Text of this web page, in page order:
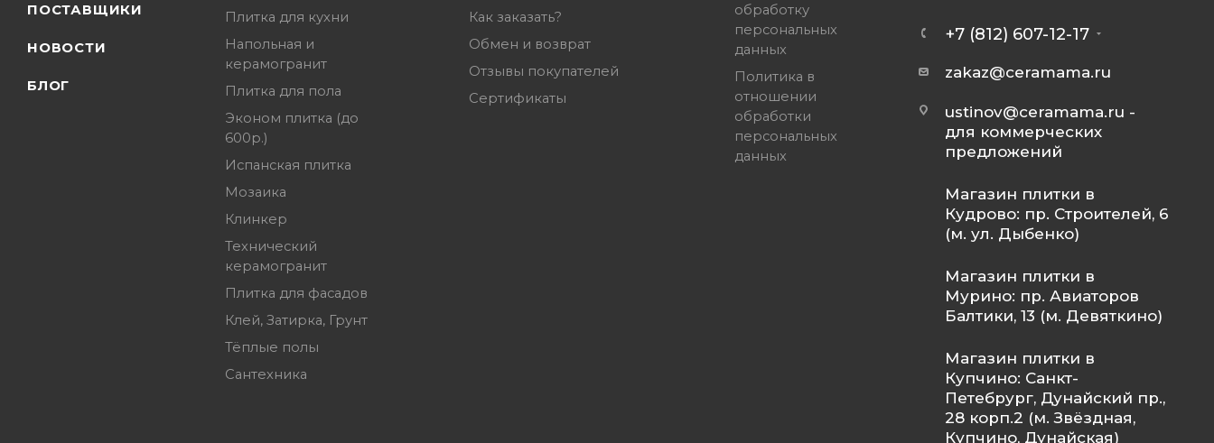
ПОСТАВЩИКИ
НОВОСТИ
БЛОГ
Плитка для кухни
Напольная и
керамогранит
Плитка для пола
Эконом плитка (до
600р.)
Испанская плитка
Мозаика
Клинкер
Технический
керамогранит
Плитка для фасадов
Клей, Затирка, Грунт
Тёплые полы
Сантехника
Как заказать?
Обмен и возврат
Отзывы покупателей
Сертификаты
обработку
персональных
данных
Политика в
отношении
обработки
персональных
данных
+7 (812) 607-12-17
zakaz@ceramama.ru
ustinov@ceramama.ru -
для коммерческих
предложений
Магазин плитки в
Кудрово: пр. Строителей, 6
(м. ул. Дыбенко)
Магазин плитки в
Мурино: пр. Авиаторов
Балтики, 13 (м. Девяткино)
Магазин плитки в
Купчино: Санкт-
Петебрург, Дунайский пр.,
28 корп.2 (м. Звёздная,
Купчино, Дунайская)